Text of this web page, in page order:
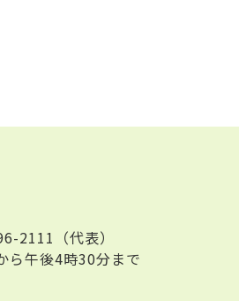
2111（代表）
ら午後4時30分まで